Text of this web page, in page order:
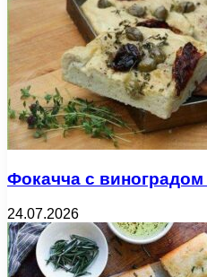
Фокачча с
24.07.2026